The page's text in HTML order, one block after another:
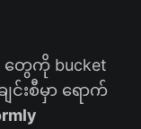
ေကို bucket
းစီမှာ ရောက်